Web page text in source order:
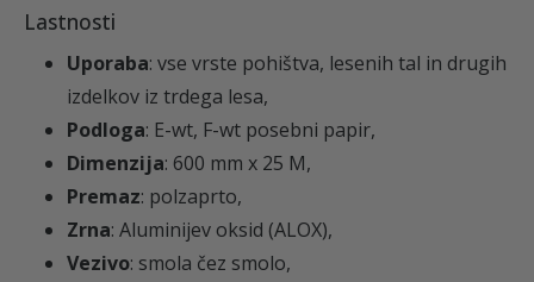
7
€
lLastnosti
Uporaba: vse vrste pohištva, lesenih tal in drugih
izdelkov iz trdega lesa,
Podloga: E-wt, F-wt posebni papir,
Dimenzija: 600 mm x 25 M,
Premaz: polzaprto,
Zrna: Aluminijev oksid (ALOX),
Vezivo: smola čez smolo,